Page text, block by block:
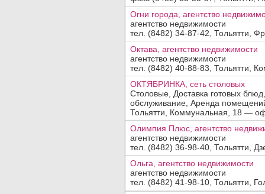
(введите пожалуйста число
)
размещения обращайтесь в отдел
Огни города, агентство
агентство недвижимости
тел. (8482) 34-87-42, Тольятти,
Октава, агентство недвижимости
агентство недвижимости
тел. (8482) 40-88-83, Тольятти,
ОКТЯБРИНКА, сеть столовых
Столовые, Доставка готовых
обслуживание, Аренда
Тольятти, Коммунальная, 18 —
Олимпия Плюс, агентство
агентство недвижимости
тел. (8482) 36-98-40, Тольятти,
Ольга, агентство недвижимости
агентство недвижимости
тел. (8482) 41-98-10, Тольятти,